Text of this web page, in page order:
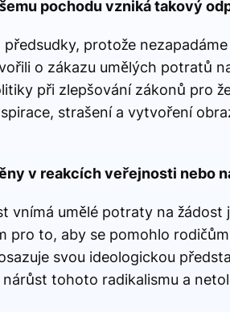
pochodu vzniká takový
protože
o zákazu umělých potratů
při zlepšování zákonů pro
strašení a vytvoření
v reakcích veřejnosti nebo
vnímá umělé potraty na
pro to, aby se pomohlo
svou ideologickou
tohoto radikalismu a